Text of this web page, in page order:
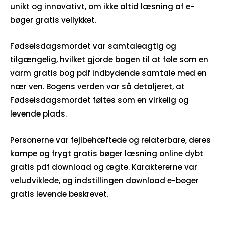
unikt og innovativt, om ikke altid læsning af e-
bøger gratis vellykket.
Fødselsdagsmordet var samtaleagtig og
tilgængelig, hvilket gjorde bogen til at føle som en
varm gratis bog pdf indbydende samtale med en
nær ven. Bogens verden var så detaljeret, at
Fødselsdagsmordet føltes som en virkelig og
levende plads.
Personerne var fejlbehæftede og relaterbare, deres
kampe og frygt gratis bøger læsning online dybt
gratis pdf download og ægte. Karaktererne var
veludviklede, og indstillingen download e-bøger
gratis levende beskrevet.